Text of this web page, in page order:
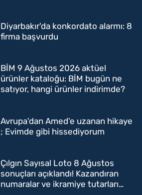
Diyarbakır'da konkordato alarmı: 8
firma başvurdu
BİM 9 Ağustos 2026 aktüel
ürünler kataloğu: BİM bugün ne
satıyor, hangi ürünler indirimde?
Avrupa'dan Amed'e uzanan hikaye
; Evimde gibi hissediyorum
Çılgın Sayısal Loto 8 Ağustos
sonuçları açıklandı! Kazandıran
numaralar ve ikramiye tutarları